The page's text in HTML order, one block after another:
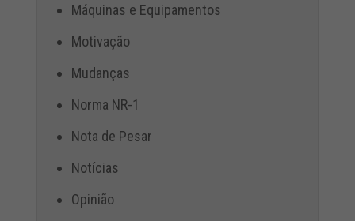
Máquinas e Equipamentos
Motivação
Mudanças
Norma NR-1
Nota de Pesar
Notícias
Opinião